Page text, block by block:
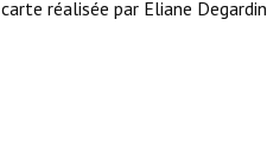
carte réalisée par Eliane Degardin